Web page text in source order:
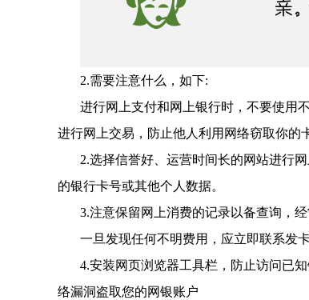
2.需要注意什么，如下:
进行网上支付和网上银行时，不要使用
进行网上交易，防止他人利用网络窃取你的
2.选择信誉好、运营时间长的网站进行
的银行卡号或其他个人数据。
3.注意保留网上消费的记录以备查询，
一旦发现任何不明费用，应立即联系发卡
4.安装网页浏览器工具栏，防止访问已
络漏洞盗取您的网银账户